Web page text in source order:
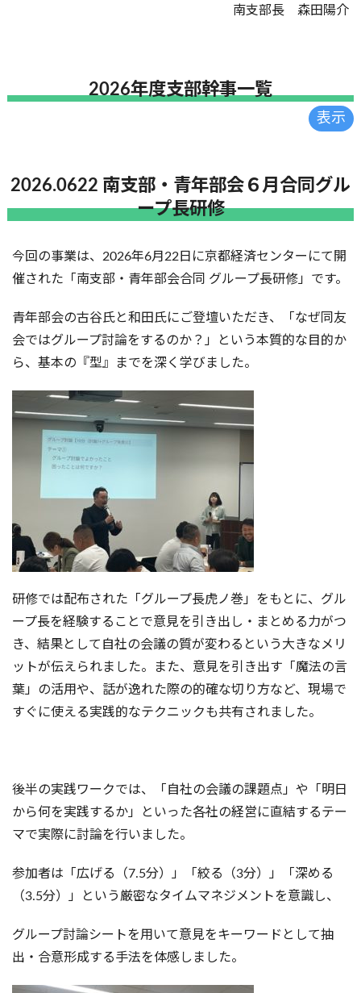
南支部長 森田陽介
2026年度支部幹事一覧
2026.0622 南支部・青年部会６月合同グル
ープ長研修
今回の事業は、2026年6月22日に京都経済センターにて開
催された「南支部・青年部会合同 グループ長研修」です。
青年部会の古谷氏と和田氏にご登壇いただき、「なぜ同友
会ではグループ討論をするのか？」という本質的な目的か
ら、基本の『型』までを深く学びました。
研修では配布された「グループ長虎ノ巻」をもとに、グル
ープ長を経験することで意見を引き出し・まとめる力がつ
き、結果として自社の会議の質が変わるという大きなメリ
ットが伝えられました。また、意見を引き出す「魔法の言
葉」の活用や、話が逸れた際の的確な切り方など、現場で
すぐに使える実践的なテクニックも共有されました。
後半の実践ワークでは、「自社の会議の課題点」や「明日
から何を実践するか」といった各社の経営に直結するテー
マで実際に討論を行いました。
参加者は「広げる（7.5分）」「絞る（3分）」「深める
（3.5分）」という厳密なタイムマネジメントを意識し、
グループ討論シートを用いて意見をキーワードとして抽
出・合意形成する手法を体感しました。